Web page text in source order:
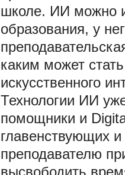
школе. ИИ можно
образования, у
каким может
искусственного
Технологии ИИ
помощники и
главенствующих
преподавателю
высвободить